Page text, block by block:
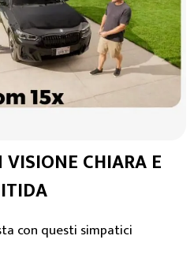
CHIARA E
con questi simpatici